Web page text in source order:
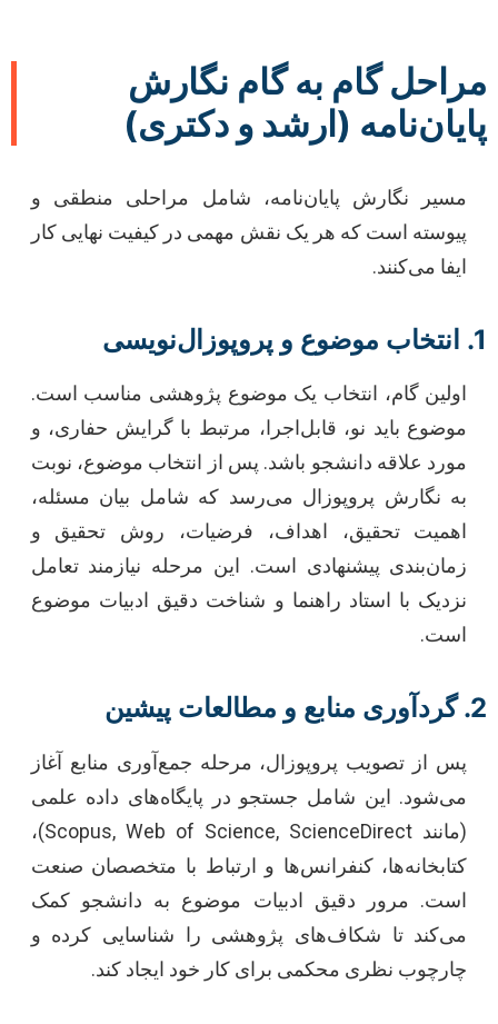
مراحل گام به گام نگارش
پایان‌نامه (ارشد و دکتری)
مسیر نگارش پایان‌نامه، شامل مراحلی منطقی و
پیوسته است که هر یک نقش مهمی در کیفیت نهایی کار
ایفا می‌کنند.
1. انتخاب موضوع و پروپوزال‌نویسی
اولین گام، انتخاب یک موضوع پژوهشی مناسب است.
موضوع باید نو، قابل‌اجرا، مرتبط با گرایش حفاری، و
مورد علاقه دانشجو باشد. پس از انتخاب موضوع، نوبت
به نگارش پروپوزال می‌رسد که شامل بیان مسئله،
اهمیت تحقیق، اهداف، فرضیات، روش تحقیق و
زمان‌بندی پیشنهادی است. این مرحله نیازمند تعامل
نزدیک با استاد راهنما و شناخت دقیق ادبیات موضوع
است.
2. گردآوری منابع و مطالعات پیشین
پس از تصویب پروپوزال، مرحله جمع‌آوری منابع آغاز
می‌شود. این شامل جستجو در پایگاه‌های داده علمی
(مانند Scopus, Web of Science, ScienceDirect)،
کتابخانه‌ها، کنفرانس‌ها و ارتباط با متخصصان صنعت
است. مرور دقیق ادبیات موضوع به دانشجو کمک
می‌کند تا شکاف‌های پژوهشی را شناسایی کرده و
چارچوب نظری محکمی برای کار خود ایجاد کند.